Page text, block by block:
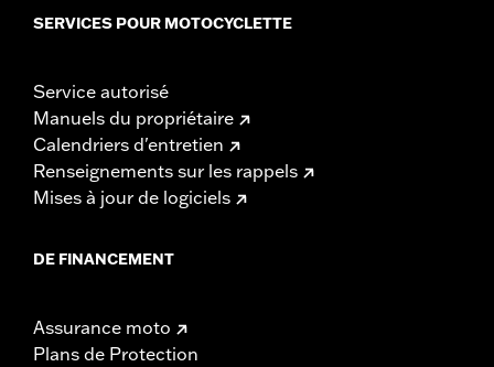
SERVICES POUR MOTOCYCLETTE
Service autorisé
Manuels du propriétaire
Calendriers d'entretien
Renseignements sur les rappels
Mises à jour de logiciels
DE FINANCEMENT
Assurance moto
Plans de Protection